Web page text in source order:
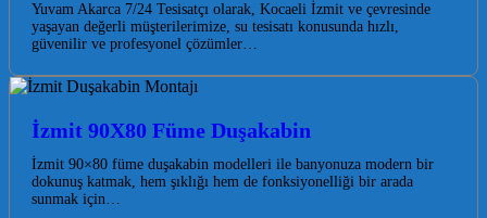
Yuvam Akarca 7/24 Tesisatçı olarak, Kocaeli İzmit ve çevresinde
yaşayan değerli müşterilerimize, su tesisatı konusunda hızlı,
güvenilir ve profesyonel çözümler…
İzmit 90X80 Füme Duşakabin
İzmit 90×80 füme duşakabin modelleri ile banyonuza modern bir
dokunuş katmak, hem şıklığı hem de fonksiyonelliği bir arada
sunmak için…